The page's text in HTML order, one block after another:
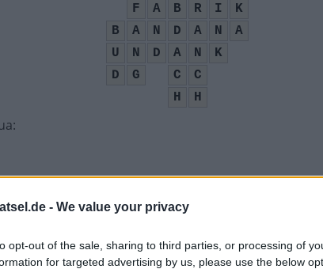
- We value your privacy
opt-out of the sale, sharing to third parties, or processing of
for targeted advertising by us, please use the below
F
A B R I
K
B
A N D A N
A
U
N D A N
K
D
G C
C
H
H
:
: